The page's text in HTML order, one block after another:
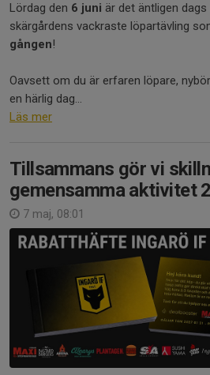
Lördag den 6 juni är det äntligen
skärgårdens vackraste löpartävling
gången!
Oavsett om du är erfaren löpare,
en härlig dag...
Läs mer
Tillsammans gör vi
gemensamma aktivitet
7 maj, 08:01